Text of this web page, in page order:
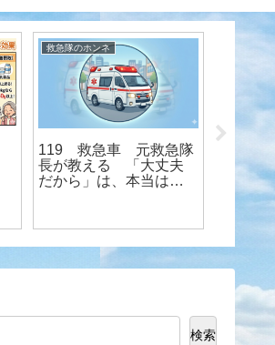
救急隊のホンネ
119 救急車 元救急隊
長が教える 「大丈夫
だから」は、本当は大
丈夫な
検索